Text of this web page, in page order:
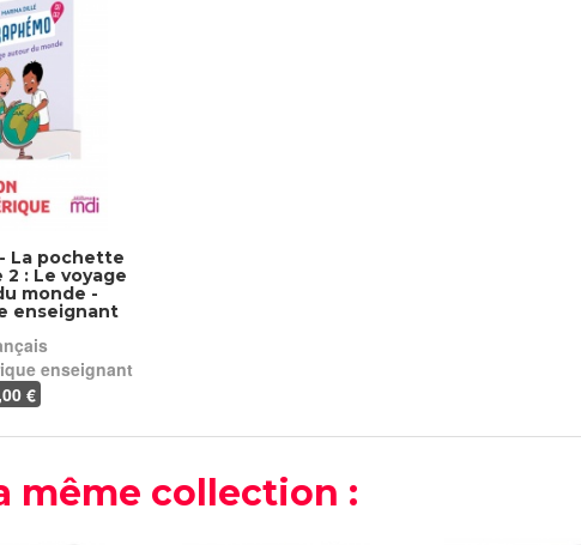
La pochette
2 : Le voyage
monde -
enseignant
enseignant
,00 €
même collection :